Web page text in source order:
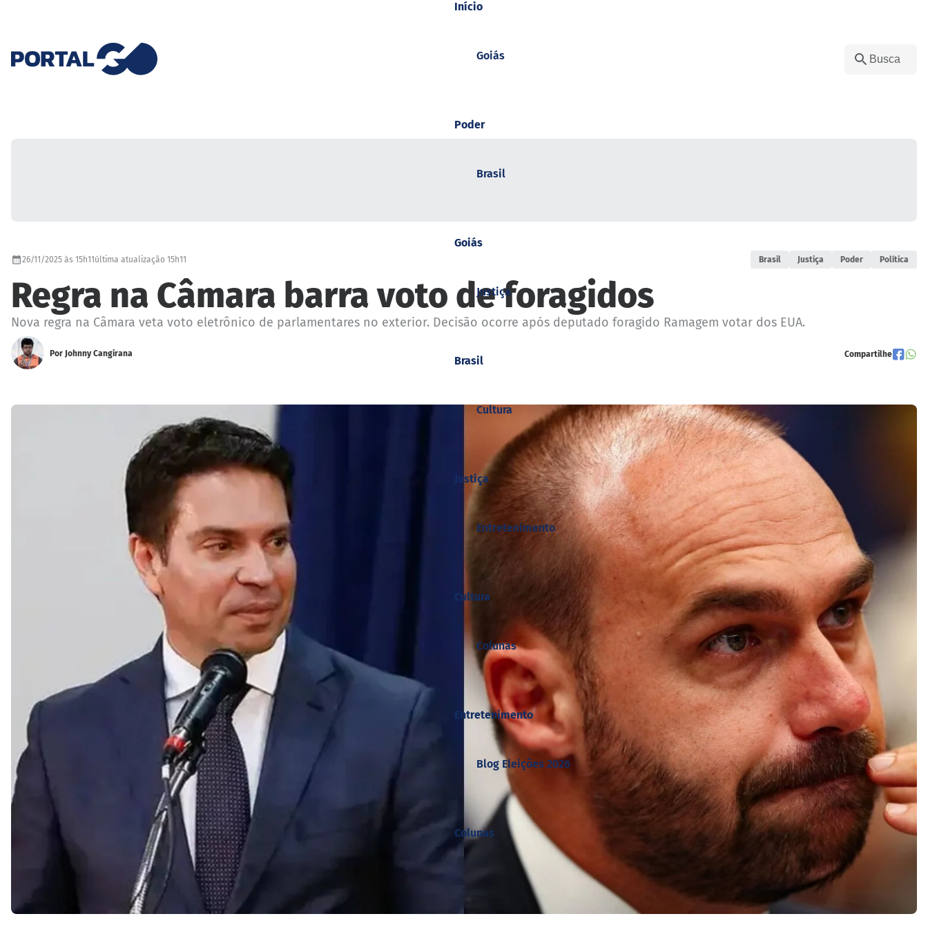
Goiás
Brasil
Justiça
Cultura
Entretenimento
Colunas
Blog Eleições 2026
Início
Poder
Goiás
Brasil
Justiça
Cultura
Entretenimento
Colunas
26/11/2025 às 15h11 última atualização 15h11 Brasil Justiça Poder Política
Regra na Câmara barra voto de foragidos
Nova regra na Câmara veta voto eletrônico de parlamentares no exterior. Decisão ocorre após deputado foragido Ramagem votar dos EUA.
Por Johnny Cangirana Compartilhe